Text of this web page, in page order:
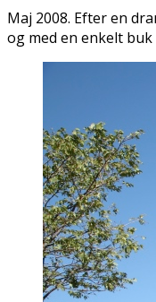
Maj 2008. Efter en
og med en enkelt